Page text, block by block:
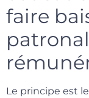
faire
Le principe est